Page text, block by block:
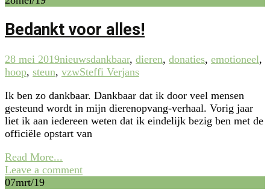
Bedankt voor alles!
28 mei 2019nieuwsdankbaar, dieren, donaties, emotioneel,
hoop, steun, vzwSteffi Verjans
Ik ben zo dankbaar. Dankbaar dat ik door veel mensen
gesteund wordt in mijn dierenopvang-verhaal. Vorig jaar
liet ik aan iedereen weten dat ik eindelijk bezig ben met de
officiële opstart van
Read More...
Leave a comment
07mrt/19